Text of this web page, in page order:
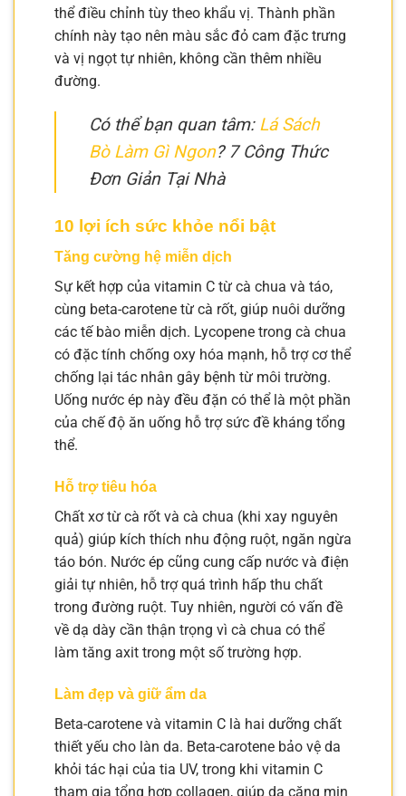
thể điều chỉnh tùy theo khẩu vị. Thành phần
chính này tạo nên màu sắc đỏ cam đặc trưng
và vị ngọt tự nhiên, không cần thêm nhiều
đường.
Có thể bạn quan tâm: Lá Sách
Bò Làm Gì Ngon? 7 Công Thức
Đơn Giản Tại Nhà
10 lợi ích sức khỏe nổi bật
Tăng cường hệ miễn dịch
Sự kết hợp của vitamin C từ cà chua và táo,
cùng beta-carotene từ cà rốt, giúp nuôi dưỡng
các tế bào miễn dịch. Lycopene trong cà chua
có đặc tính chống oxy hóa mạnh, hỗ trợ cơ thể
chống lại tác nhân gây bệnh từ môi trường.
Uống nước ép này đều đặn có thể là một phần
của chế độ ăn uống hỗ trợ sức đề kháng tổng
thể.
Hỗ trợ tiêu hóa
Chất xơ từ cà rốt và cà chua (khi xay nguyên
quả) giúp kích thích nhu động ruột, ngăn ngừa
táo bón. Nước ép cũng cung cấp nước và điện
giải tự nhiên, hỗ trợ quá trình hấp thu chất
trong đường ruột. Tuy nhiên, người có vấn đề
về dạ dày cần thận trọng vì cà chua có thể
làm tăng axit trong một số trường hợp.
Làm đẹp và giữ ẩm da
Beta-carotene và vitamin C là hai dưỡng chất
thiết yếu cho làn da. Beta-carotene bảo vệ da
khỏi tác hại của tia UV, trong khi vitamin C
tham gia tổng hợp collagen, giúp da căng mịn